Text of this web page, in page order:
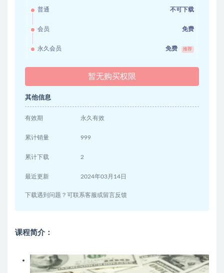
普通 不可下载
会员 免费
永久会员 免费 推荐
暂无购买权限
其他信息
有效期 永久有效
累计销量 999
累计下载 2
最近更新 2024年03月14日
下载遇到问题？可联系客服或留言反馈
课程简介：